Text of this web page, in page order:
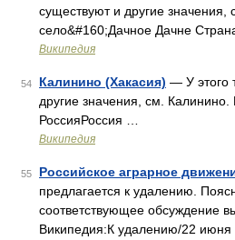
существуют и другие значения,
село&#160;Дачное Дачне
Википедия
54 Калинино (Хакасия) — У этого
другие значения, см.
РоссияРоссия …
Википедия
55 Российское аграрное
предлагается к удалению.
соответствующее обсуждение
Википедия:К удалению/22 июня